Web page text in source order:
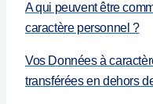
A qui peuvent être
caractère personnel ?
Vos Données à
transférées en dehors